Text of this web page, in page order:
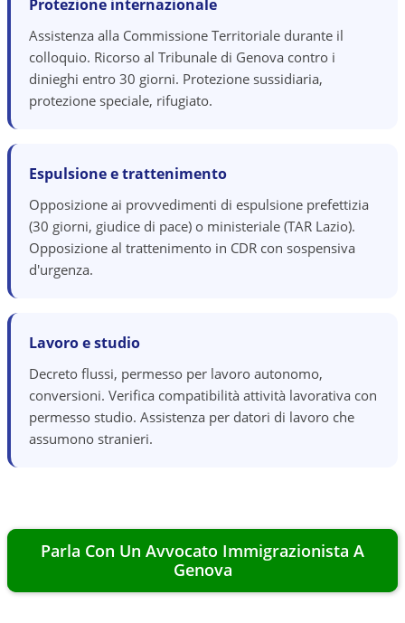
Protezione internazionale
Assistenza alla Commissione Territoriale durante il
colloquio. Ricorso al Tribunale di Genova contro i
dinieghi entro 30 giorni. Protezione sussidiaria,
protezione speciale, rifugiato.
Espulsione e trattenimento
Opposizione ai provvedimenti di espulsione prefettizia
(30 giorni, giudice di pace) o ministeriale (TAR Lazio).
Opposizione al trattenimento in CDR con sospensiva
d'urgenza.
Lavoro e studio
Decreto flussi, permesso per lavoro autonomo,
conversioni. Verifica compatibilità attività lavorativa con
permesso studio. Assistenza per datori di lavoro che
assumono stranieri.
Parla Con Un Avvocato Immigrazionista A
Genova